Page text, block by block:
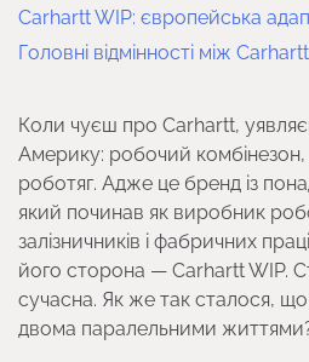
Carhartt WIP: європейська
Головні відмінності між
Коли чуєш про Carhartt,
Америку: робочий комбінезон,
роботяг. Адже це бренд із
який починав як виробник
залізничників і фабричних
його сторона — Carhartt WIP.
сучасна. Як же так сталося,
двома паралельними